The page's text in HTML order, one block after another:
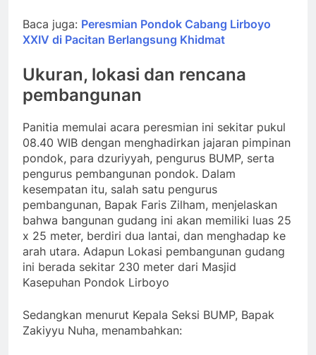
Baca juga: Peresmian Pondok Cabang Lirboyo
XXIV di Pacitan Berlangsung Khidmat
Ukuran, lokasi dan rencana
pembangunan
Panitia memulai acara peresmian ini sekitar pukul
08.40 WIB dengan menghadirkan jajaran pimpinan
pondok, para dzuriyyah, pengurus BUMP, serta
pengurus pembangunan pondok. Dalam
kesempatan itu, salah satu pengurus
pembangunan, Bapak Faris Zilham, menjelaskan
bahwa bangunan gudang ini akan memiliki luas 25
x 25 meter, berdiri dua lantai, dan menghadap ke
arah utara. Adapun Lokasi pembangunan gudang
ini berada sekitar 230 meter dari Masjid
Kasepuhan Pondok Lirboyo
Sedangkan menurut Kepala Seksi BUMP, Bapak
Zakiyyu Nuha, menambahkan: